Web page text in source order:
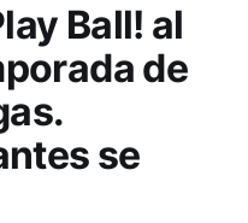
Ball! al
de
se